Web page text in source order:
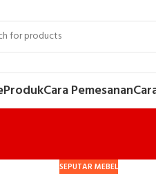
ProdukCara Pemesanan
SEPUTAR MEBEL